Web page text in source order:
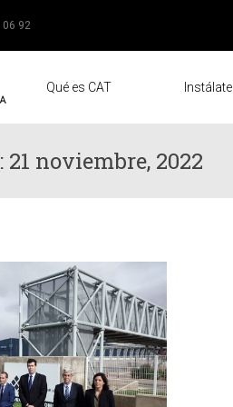
06 92
Qué es CAT Instálate
21 noviembre, 2022